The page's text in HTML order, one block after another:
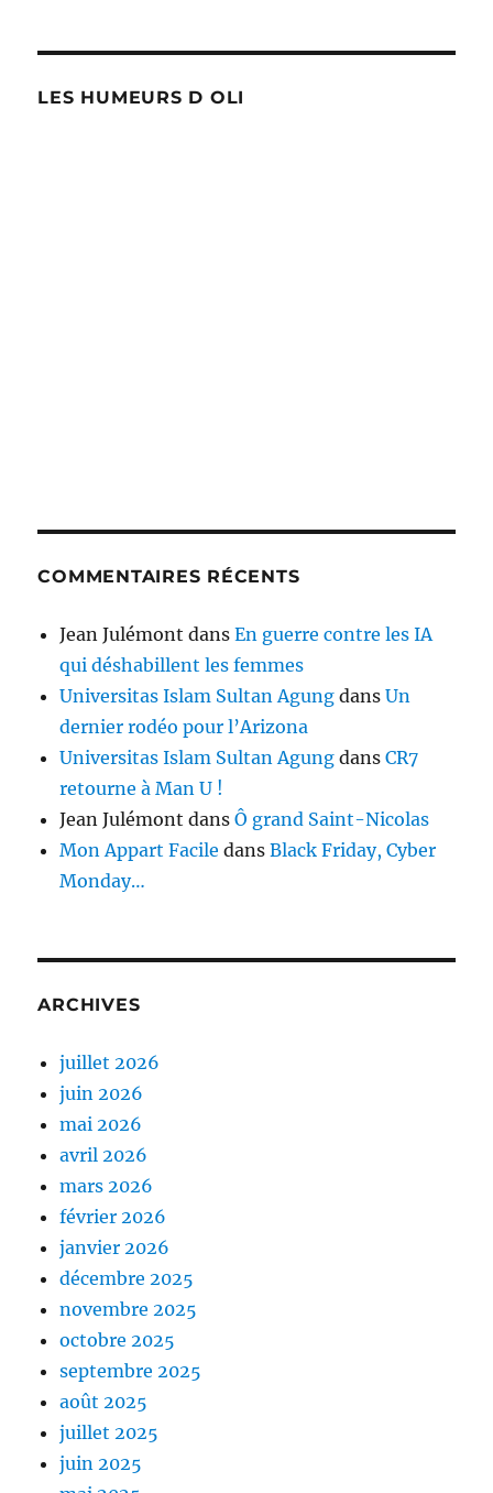
LES HUMEURS D OLI
COMMENTAIRES RÉCENTS
Jean Julémont dansEn guerre contre les IA
qui déshabillent les femmes
Universitas Islam Sultan Agung dansUn
dernier rodéo pour l’Arizona
Universitas Islam Sultan Agung dansCR7
retourne à Man U !
Jean Julémont dansÔ grand Saint-Nicolas
Mon Appart Facile dansBlack Friday, Cyber
Monday…
ARCHIVES
juillet 2026
juin 2026
mai 2026
avril 2026
mars 2026
février 2026
janvier 2026
décembre 2025
novembre 2025
octobre 2025
septembre 2025
août 2025
juillet 2025
juin 2025